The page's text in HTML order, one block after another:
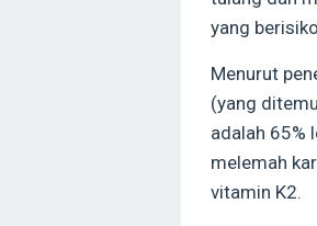
yang
Menurut
(yang
adalah 65%
melemah
vitamin K2.